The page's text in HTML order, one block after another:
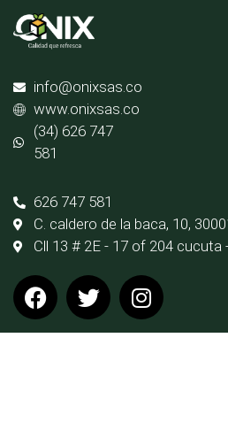
info@onixsas.co
www.onixsas.co
(34) 626 747
581
626 747 581
C. caldero de la baca, 10,
Cll 13 # 2E - 17 of 204 cucuta